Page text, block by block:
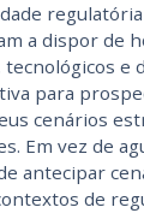
a dispor de
tecnológicos e
para
cenários
Em vez de
antecipar
de